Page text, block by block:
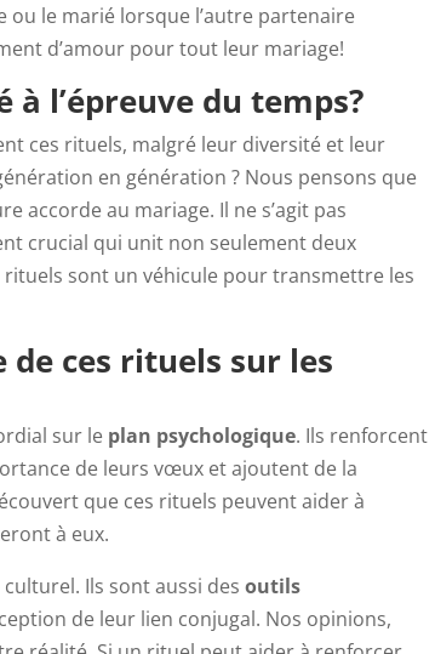
ou le marié lorsque l’autre partenaire
d’amour pour tout leur mariage!
l’épreuve du temps?
ces rituels, malgré leur diversité et leur
en génération ? Nous pensons que
accorde au mariage. Il ne s’agit pas
crucial qui unit non seulement deux
sont un véhicule pour transmettre les
ces rituels sur les
sur le plan psychologique. Ils renforcent
de leurs vœux et ajoutent de la
que ces rituels peuvent aider à
à eux.
Ils sont aussi desoutils
de leur lien conjugal. Nos opinions,